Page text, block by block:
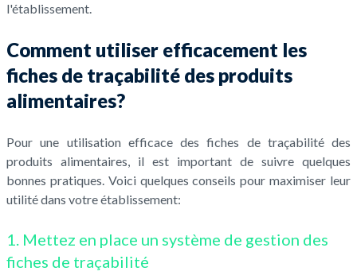
l'établissement.
Comment utiliser efficacement les
fiches de traçabilité des produits
alimentaires?
Pour une utilisation efficace des fiches de traçabilité des
produits alimentaires, il est important de suivre quelques
bonnes pratiques. Voici quelques conseils pour maximiser leur
utilité dans votre établissement:
1. Mettez en place un système de gestion des
fiches de traçabilité